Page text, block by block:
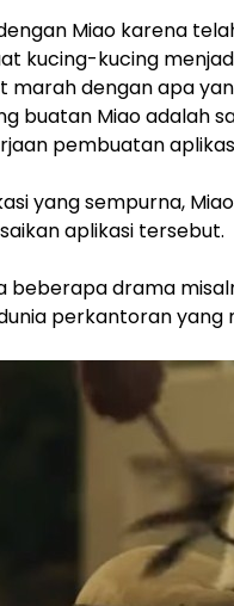
Miao karena
kucing-kucing
marah dengan apa
buatan Miao adalah
pembuatan
yang sempurna,
aplikasi tersebut.
beberapa drama
perkantoran yang